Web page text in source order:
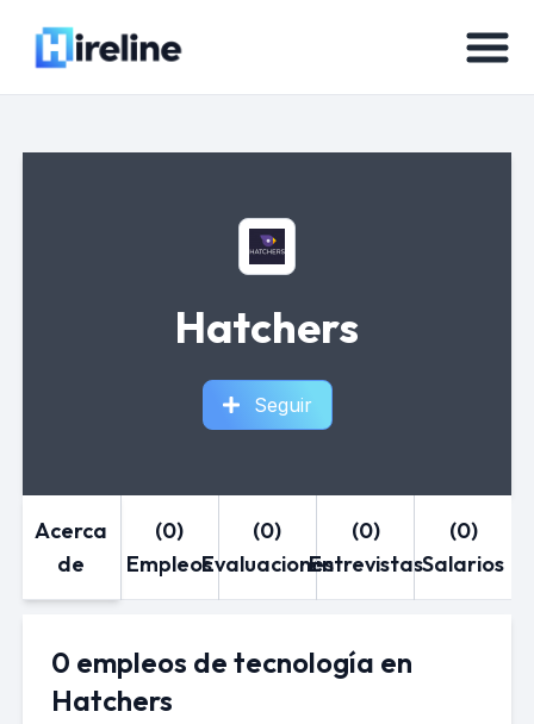
Hatchers
Seguir
Acerca
de
(0)
Empleos
(0)
Evaluaciones
(0)
Entrevistas
(0)
Salarios
0 empleos de tecnología en
Hatchers